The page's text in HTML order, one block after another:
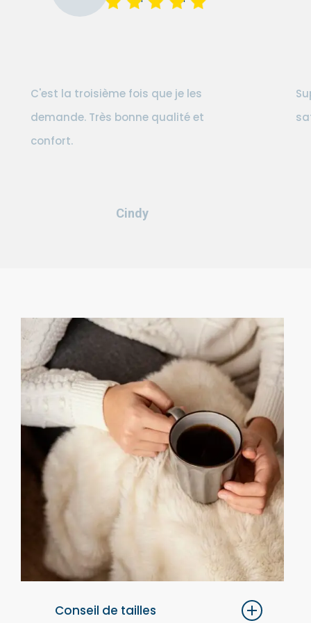
C'est la troisième fois que je les
demande. Très bonne qualité et
confort.
Cindy
Conseil de tailles